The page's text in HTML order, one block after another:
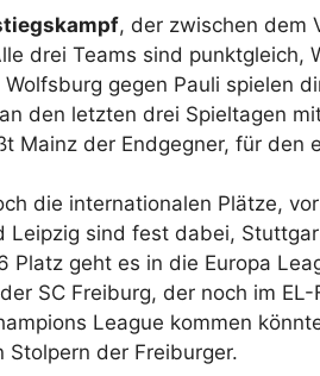
, der zwischen dem
drei Teams sind punktgleich,
gegen Pauli spielen
den letzten drei Spieltagen
Mainz der Endgegner, für den
die internationalen Plätze,
Leipzig sind fest dabei,
Platz geht es in die Europa
SC Freiburg, der noch im
League kommen
der Freiburger.